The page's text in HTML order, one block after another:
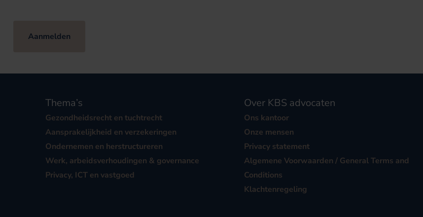
Aanmelden
Thema’s
Gezondheidsrecht en tuchtrecht
Aansprakelijkheid en verzekeringen
Ondernemen en herstructureren
Werk, arbeidsverhoudingen & governance
Privacy, ICT en vastgoed
Over KBS advocaten
Ons kantoor
Onze mensen
Privacy statement
Algemene Voorwaarden / General Terms and
Conditions
Klachtenregeling